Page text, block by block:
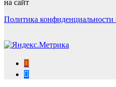
на сайт
Политика